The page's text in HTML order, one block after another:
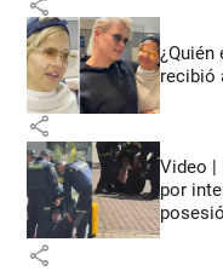
¿Quién
recibió
share
Video |
por
share